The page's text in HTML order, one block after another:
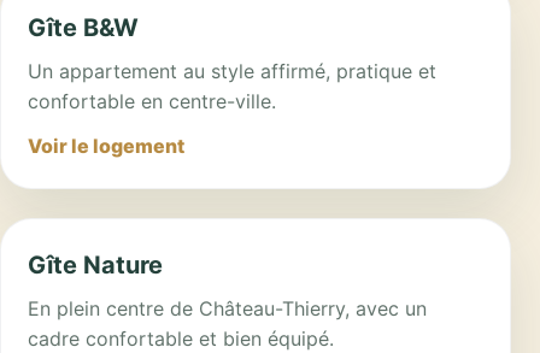
Gîte B&W
Un appartement au style affirmé, pratique et
confortable en centre-ville.
Voir le logement
Gîte Nature
En plein centre de Château-Thierry, avec un
cadre confortable et bien équipé.